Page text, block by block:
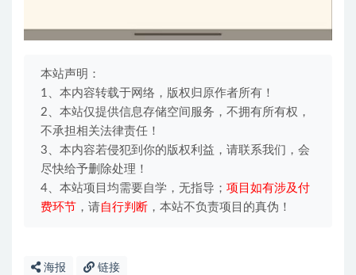
本站声明：
1、本内容转载于网络，版权归原作者所有！
2、本站仅提供信息存储空间服务，不拥有所有权，
不承担相关法律责任！
3、本内容若侵犯到你的版权利益，请联系我们，会
尽快给予删除处理！
4、本站项目均需要自学，无指导； 项目如有涉及付
费环节 ，请自行判断 ，本站不负责项目的真伪！
海报 链接